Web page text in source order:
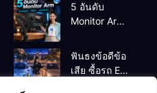
5 อันดับ
Monitor Arm
แข็งแรง รับ
น้ำหนักจอ
โปรไฟล์สีตรง
ฟันธงข้อดีข้อ
เสีย ซื้อรถ EV